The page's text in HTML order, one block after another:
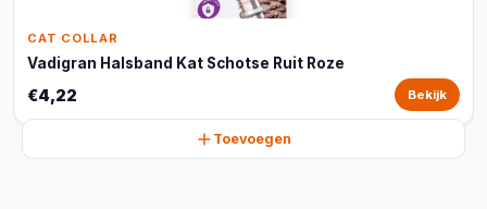
CAT COLLAR
Vadigran Halsband Kat Schotse Ruit Roze
€4,22 Bekijk
Toevoegen